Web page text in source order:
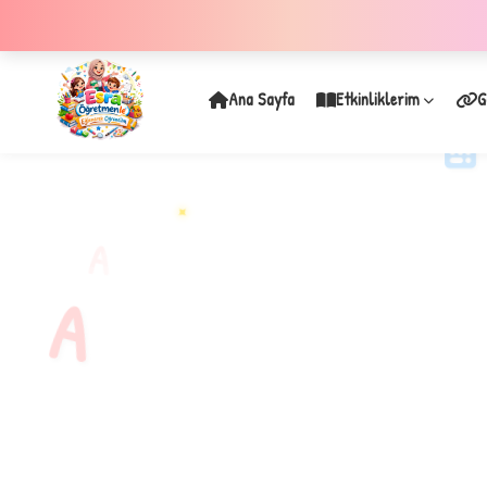
✦
Ana Sayfa Etkinliklerim
A